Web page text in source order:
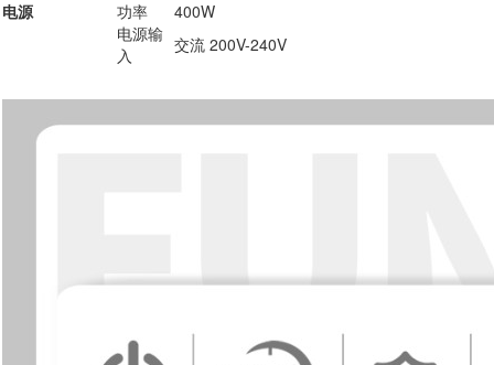
电源
功率
400W
电源输
入
交流 200V-240V